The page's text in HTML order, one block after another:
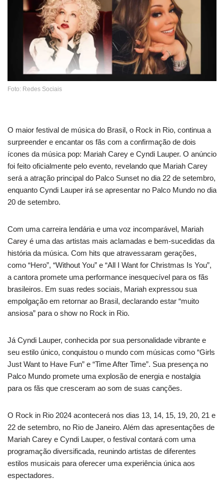
Foto: Redes Sociais
O maior festival de música do Brasil, o Rock in Rio, continua a
surpreender e encantar os fãs com a confirmação de dois
ícones da música pop: Mariah Carey e Cyndi Lauper. O anúncio
foi feito oficialmente pelo evento, revelando que Mariah Carey
será a atração principal do Palco Sunset no dia 22 de setembro,
enquanto Cyndi Lauper irá se apresentar no Palco Mundo no dia
20 de setembro.
Com uma carreira lendária e uma voz incomparável, Mariah
Carey é uma das artistas mais aclamadas e bem-sucedidas da
história da música. Com hits que atravessaram gerações,
como “Hero”, “Without You” e “All I Want for Christmas Is You”,
a cantora promete uma performance inesquecível para os fãs
brasileiros. Em suas redes sociais, Mariah expressou sua
empolgação em retornar ao Brasil, declarando estar “muito
ansiosa” para o show no Rock in Rio.
Já Cyndi Lauper, conhecida por sua personalidade vibrante e
seu estilo único, conquistou o mundo com músicas como “Girls
Just Want to Have Fun” e “Time After Time”. Sua presença no
Palco Mundo promete uma explosão de energia e nostalgia
para os fãs que cresceram ao som de suas canções.
O Rock in Rio 2024 acontecerá nos dias 13, 14, 15, 19, 20, 21 e
22 de setembro, no Rio de Janeiro. Além das apresentações de
Mariah Carey e Cyndi Lauper, o festival contará com uma
programação diversificada, reunindo artistas de diferentes
estilos musicais para oferecer uma experiência única aos
espectadores.